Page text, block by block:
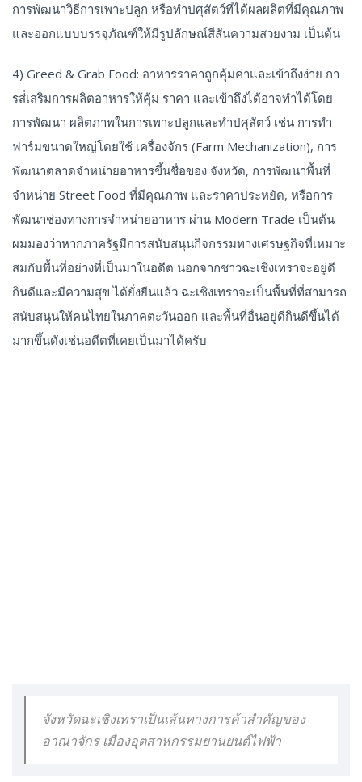
การพัฒนาวิธีการเพาะปลูก หรือทำปศุสัตว์ที่ได้ผลผลิตที่มีคุณภาพ
และออกแบบบรรจุภัณฑ์ให้มีรูปลักษณ์สีสันความสวยงาม เป็นต้น
4) Greed & Grab Food: อาหารราคาถูกคุ้มค่าและเข้าถึงง่าย กา
รส่่เสริมการผลิตอาหารให้คุ้ม ราคา และเข้าถึงได้อาจทำได้โดย
การพัฒนา ผลิตภาพในการเพาะปลูกและทำปศุสัตว์ เช่น การทำ
ฟาร์มขนาดใหญ่โดยใช้ เครื่องจักร (Farm Mechanization), การ
พัฒนาตลาดจำหน่ายอาหารขึ้นชื่อของ จังหวัด, การพัฒนาพื้นที่
จำหน่าย Street Food ที่มีคุณภาพ และราคาประหยัด, หรือการ
พัฒนาช่องทางการจำหน่ายอาหาร ผ่าน Modern Trade เป็นต้น
ผมมองว่าหากภาครัฐมีการสนับสนุนกิจกรรมทางเศรษฐกิจที่เหมาะ
สมกับพื้นที่อย่างที่เป็นมาในอดีต นอกจากชาวฉะเชิงเทราจะอยู่ดี
กินดีและมีความสุข ได้ยั่งยืนแล้ว ฉะเชิงเทราจะเป็นพื้นที่ที่สามารถ
สนับสนุนให้คนไทยในภาคตะวันออก และพื้นที่อื่นอยู่ดีกินดีขึ้นได้
มากขึ้นดังเช่นอดีตที่เคยเป็นมาได้ครับ
จังหวัดฉะเชิงเทราเป็นเส้นทางการค้าสำคัญของ
อาณาจักร เมืองอุตสาหกรรมยานยนต์ไฟฟ้า